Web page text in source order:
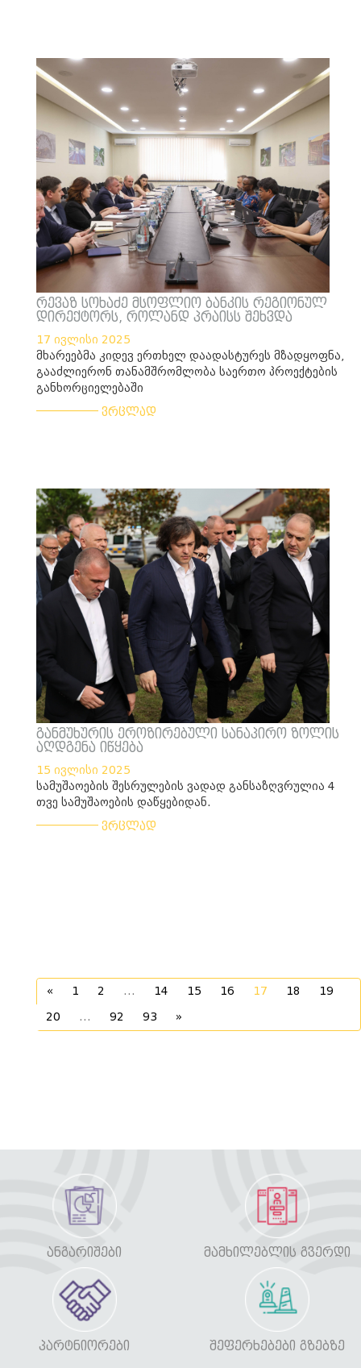
რევაზ სოხაძე მსოფლიო ბანკის რეგიონულ
დირექტორს, როლანდ პრაისს შეხვდა
17 ივლისი 2025
მხარეებმა კიდევ ერთხელ დაადასტურეს მზადყოფნა,
გააძლიერონ თანამშრომლობა საერთო პროექტების
განხორციელებაში
ვრცლად
განმუხურის ეროზირებული სანაპირო ზოლის
აღდგენა იწყება
15 ივლისი 2025
სამუშაოების შესრულების ვადად განსაზღვრულია 4
თვე სამუშაოების დაწყებიდან.
ვრცლად
« 1 2 ... 14 15 16 17 18
19
20
... 92 93 »
ᲐᲜᲒᲐᲠᲘᲨᲔᲑᲘ ᲛᲐᲛᲮᲘᲚᲔᲑᲚᲘᲡ ᲒᲕᲔᲠᲓᲘ
ᲞᲐᲠᲢᲜᲘᲝᲠᲔᲑᲘ ᲨᲔᲤᲔᲠᲮᲔᲑᲔᲑᲘ ᲒᲖᲔᲑᲖᲔ